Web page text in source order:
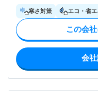
寒さ対策 エコ・省エ
この会
会